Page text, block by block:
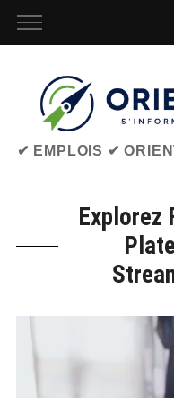
✔ EMPLOIS ✔
Explorez